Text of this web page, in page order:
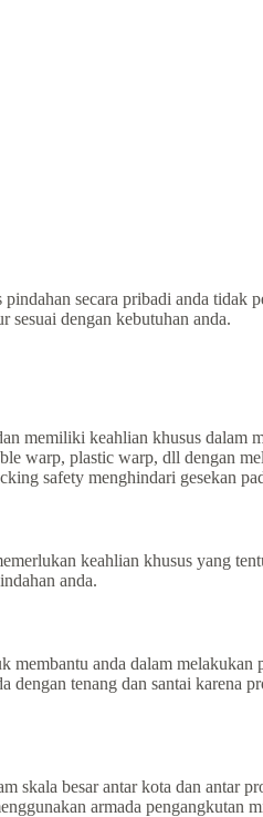
secara pribadi anda tidak
sesuai dengan kebutuhan anda.
memiliki keahlian khusus dalam
warp, plastic warp, dll dengan
safety menghindari gesekan
keahlian khusus yang
anda.
anda dalam melakukan
tenang dan santai karena
skala besar antar kota dan antar
armada pengangkutan